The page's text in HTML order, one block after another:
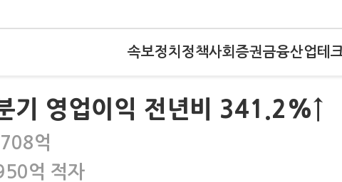
속보정치 정책사회 증권금융산업테
기 영업이익 전년비 341.2%↑
억
억 적자